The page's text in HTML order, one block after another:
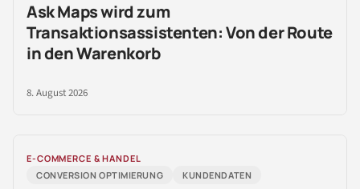
Ask Maps wird zum
Transaktionsassistenten: Von der Route
in den Warenkorb
8. August 2026
E-COMMERCE & HANDEL
CONVERSION OPTIMIERUNG
KUNDENDATEN